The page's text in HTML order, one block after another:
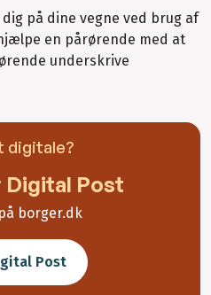
på dine vegne ved brug af
en pårørende med at
underskrive
digitale?
Post
borger.dk
Post